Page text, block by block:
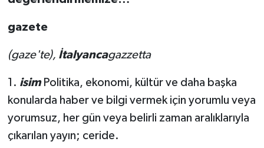
gazete
(gaze'te), İtalyancagazzetta
1. isim Politika, ekonomi, kültür ve daha başka
konularda haber ve bilgi vermek için yorumlu veya
yorumsuz, her gün veya belirli zaman aralıklarıyla
çıkarılan yayın; ceride.